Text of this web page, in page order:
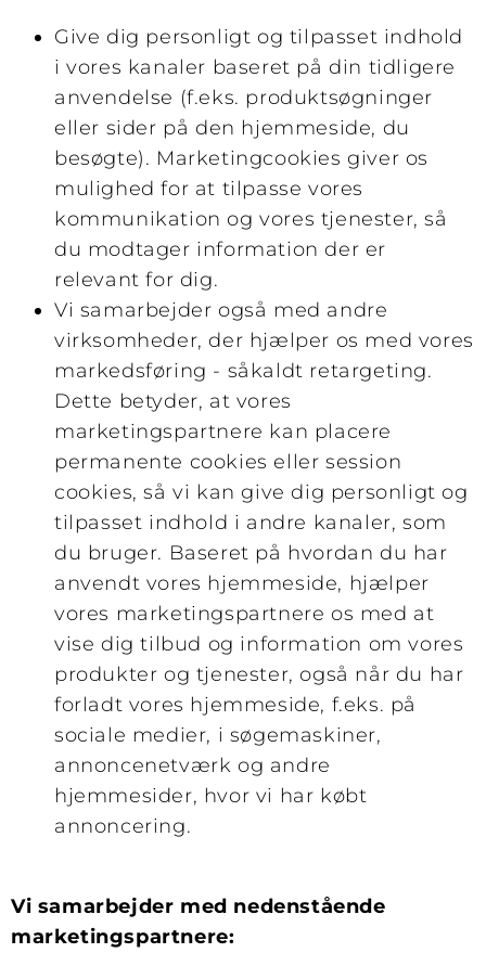
Give dig personligt og tilpasset indhold
i vores kanaler baseret på din tidligere
anvendelse (f.eks. produktsøgninger
eller sider på den hjemmeside, du
besøgte). Marketingcookies giver os
mulighed for at tilpasse vores
kommunikation og vores tjenester, så
du modtager information der er
relevant for dig.
Vi samarbejder også med andre
virksomheder, der hjælper os med vores
markedsføring - såkaldt retargeting.
Dette betyder, at vores
marketingspartnere kan placere
permanente cookies eller session
cookies, så vi kan give dig personligt og
tilpasset indhold i andre kanaler, som
du bruger. Baseret på hvordan du har
anvendt vores hjemmeside, hjælper
vores marketingspartnere os med at
vise dig tilbud og information om vores
produkter og tjenester, også når du har
forladt vores hjemmeside, f.eks. på
sociale medier, i søgemaskiner,
annoncenetværk og andre
hjemmesider, hvor vi har købt
annoncering.
Vi samarbejder med nedenstående
marketingspartnere: